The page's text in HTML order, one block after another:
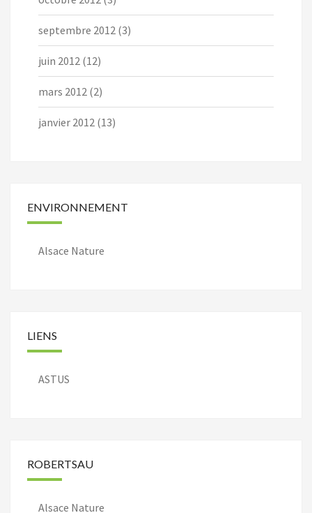
septembre 2012 (3)
juin 2012 (12)
mars 2012 (2)
janvier 2012 (13)
ENVIRONNEMENT
Alsace Nature
LIENS
ASTUS
ROBERTSAU
Alsace Nature